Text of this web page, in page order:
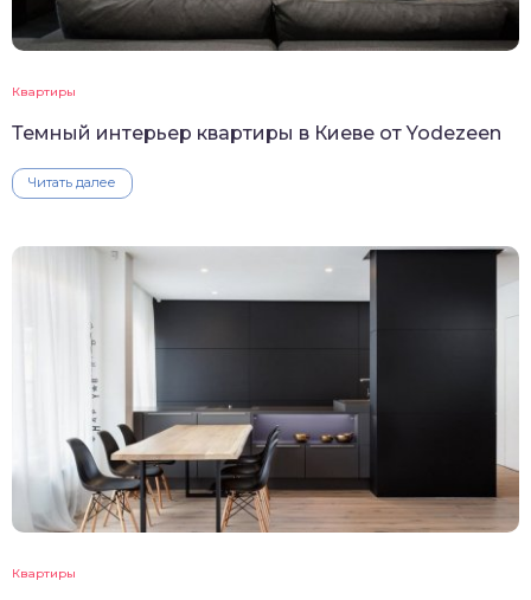
Квартиры
Темный интерьер квартиры в Киеве от Yodezeen
Читать далее
Квартиры